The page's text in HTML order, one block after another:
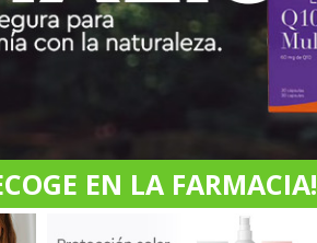
EN LA FARMACIA!